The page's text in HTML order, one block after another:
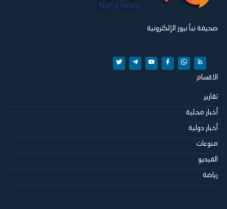
صحيفة نبأ نيوز الإلكترونية
الاقسام
تقارير
أخبار محلية
أخبار دولية
منوعات
الفيديو
رياضة